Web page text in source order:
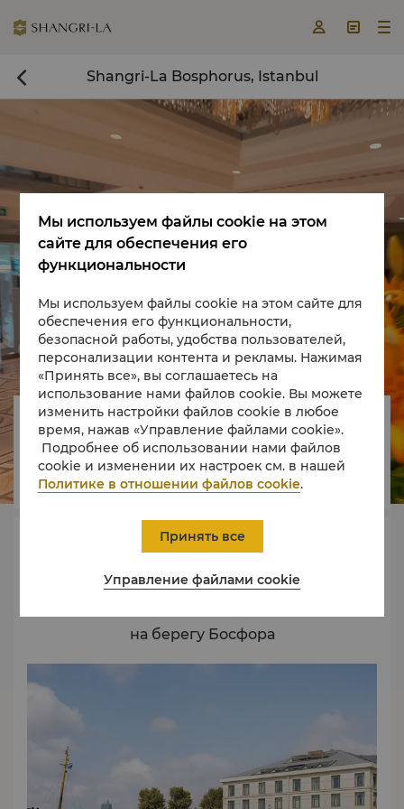
  
 Shangri-La Bosphorus, Istanbul

Забронировать номер сейчас

Номера

Рестораны

Впечатления

Предложения
Информация
на берегу Босфора
Мы используем файлы cookie на этом
сайте для обеспечения его
функциональности
Мы используем файлы cookie на этом сайте для
обеспечения его функциональности,
безопасной работы, удобства пользователей,
персонализации контента и рекламы. Нажимая
«Принять все», вы соглашаетесь на
использование нами файлов cookie. Вы можете
изменить настройки файлов cookie в любое
время, нажав «Управление файлами cookie».
Подробнее об использовании нами файлов
cookie и изменении их настроек см. в нашей
Политике в отношении файлов cookie.
Управление файлами cookie
Принять все